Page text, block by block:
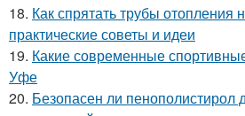
18. Как спрятать трубы отопления
практические советы и идеи
19. Какие современные
Уфе
20. Безопасен ли пенополистирол